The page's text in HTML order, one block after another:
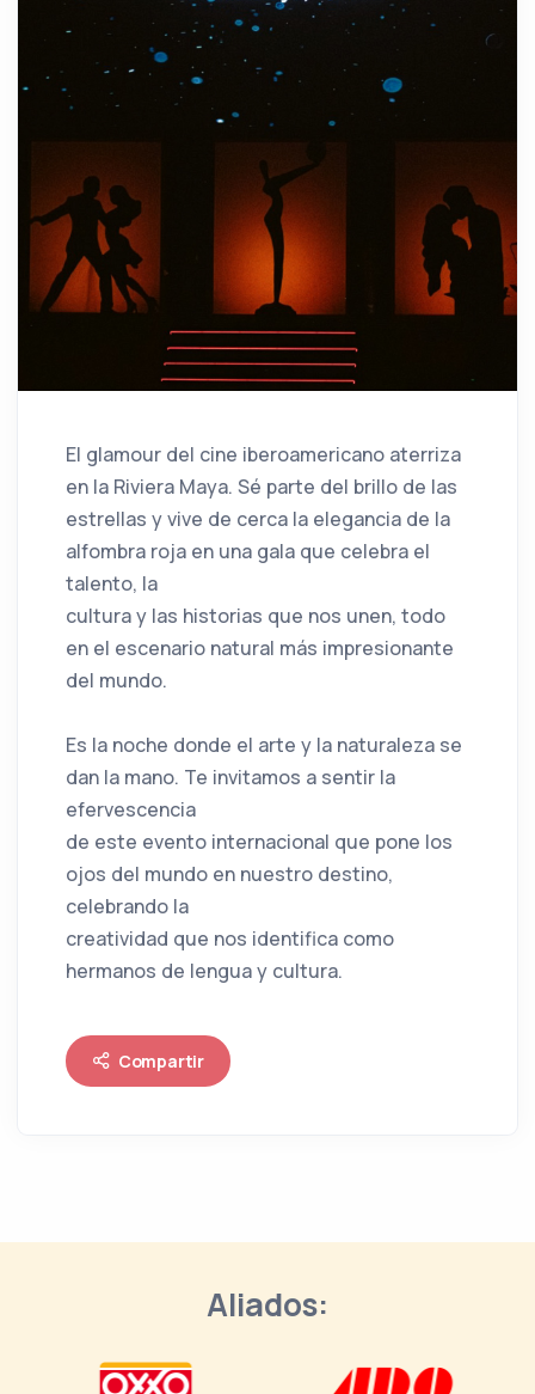
El glamour del cine iberoamericano aterriza
en la Riviera Maya. Sé parte del brillo de las
estrellas y vive de cerca la elegancia de la
alfombra roja en una gala que celebra el
talento, la
cultura y las historias que nos unen, todo
en el escenario natural más impresionante
del mundo.
Es la noche donde el arte y la naturaleza se
dan la mano. Te invitamos a sentir la
efervescencia
de este evento internacional que pone los
ojos del mundo en nuestro destino,
celebrando la
creatividad que nos identifica como
hermanos de lengua y cultura.
Compartir
Aliados: